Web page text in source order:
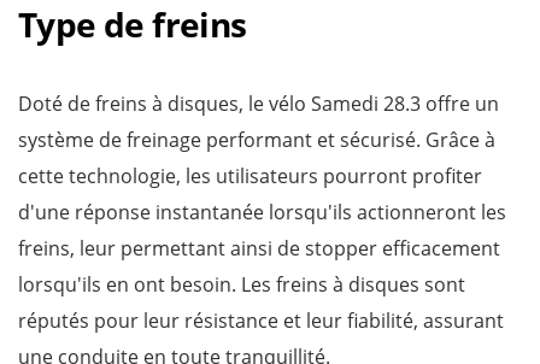
Type de freins
Doté de freins à disques, le vélo Samedi 28.3 offre un
système de freinage performant et sécurisé. Grâce à
cette technologie, les utilisateurs pourront profiter
d'une réponse instantanée lorsqu'ils actionneront les
freins, leur permettant ainsi de stopper efficacement
lorsqu'ils en ont besoin. Les freins à disques sont
réputés pour leur résistance et leur fiabilité, assurant
une conduite en toute tranquillité.